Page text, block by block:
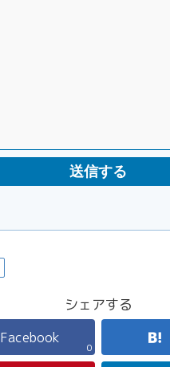
シェアする
Facebook
0